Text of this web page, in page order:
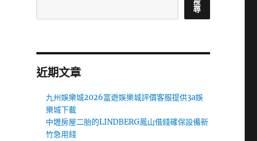
尋
近期文章
九州娛樂城2026富遊娛樂城評價客服提供3a娛
樂城下載
中壢房屋二胎的LINDBERG鳳山借錢確保設備新
竹急用錢